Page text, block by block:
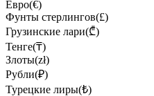
Евро(€)
Фунты стерлингов(£)
Грузинские лари(₾)
Тенге(₸)
Злоты(zł)
Рубли(₽)
Турецкие лиры(₺)